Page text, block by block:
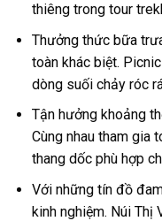
thiêng trong tour
Thưởng thức bữa
toàn khác biệt.
dòng suối chảy róc
Tận hưởng khoảng
Cùng nhau tham gia
thang dốc phù hợp
Với những tín đồ
kinh nghiệm. Núi Thị